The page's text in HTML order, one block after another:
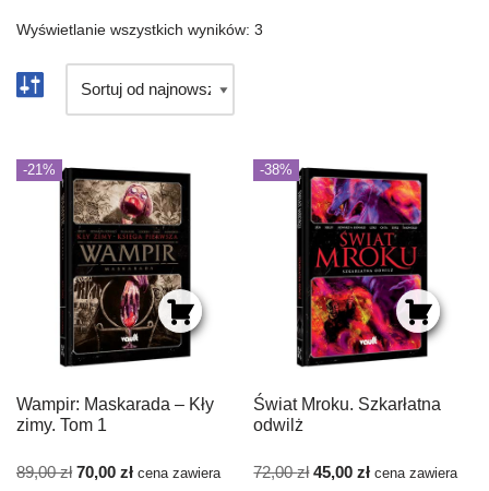
Wyświetlanie wszystkich wyników: 3
-21%
Wampir: Maskarada – Kły
zimy. Tom 1
89,00zł 70,00 zł cena zawiera
-38%
Świat Mroku. Szkarłatna
odwilż
72,00zł 45,00zł cena zawiera